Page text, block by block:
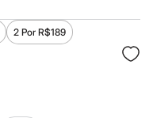
2 Por R$189